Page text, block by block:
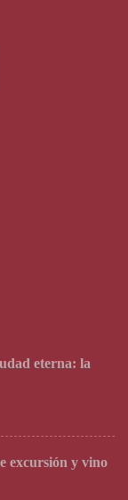
eterna: la
excursión y vino